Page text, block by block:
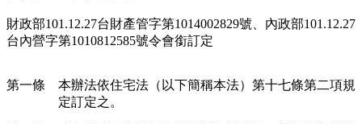
財政部101.12.27台財產管字第1014002829號、內政部101.12.27
台內營字第1010812585號令會銜訂定
第一條 本辦法依住宅法（以下簡稱本法）第十七條第二項規
定訂定之。